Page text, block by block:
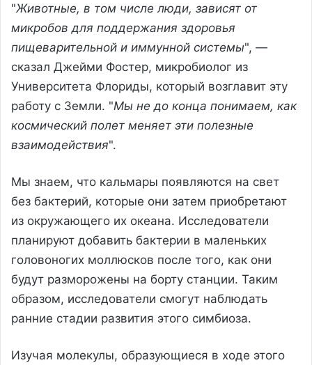
"Животные, в том числе люди, зависят от
микробов для поддержания здоровья
пищеварительной и иммунной системы", —
сказал Джейми Фостер, микробиолог из
Университета Флориды, который возглавит эту
работу с Земли. "Мы не до конца понимаем, как
космический полет меняет эти полезные
взаимодействия".
Мы знаем, что кальмары появляются на свет
без бактерий, которые они затем приобретают
из окружающего их океана. Исследователи
планируют добавить бактерии в маленьких
головоногих моллюсков после того, как они
будут разморожены на борту станции. Таким
образом, исследователи смогут наблюдать
ранние стадии развития этого симбиоза.
Изучая молекулы, образующиеся в ходе этого